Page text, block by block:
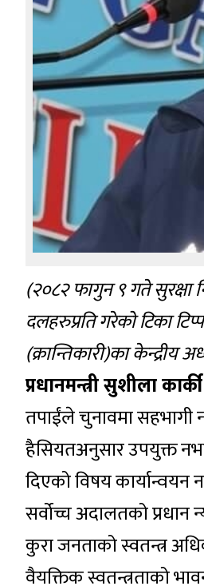
(२०८२ फागुन ९ गते सुरक्षा
दलहरुप्रति गरेको टिका
(क्रान्तिकारी)का केन्द्रीय
प्रधानमन्त्री सुशीला
तपाईंले चुनावमा सहभागी
हैसियतअनुसार उपयुक्त
दिएको विषय कार्यान्वयन
सर्वोच्च अदालतको प्रधान
कुरा जनताको स्वतन्त्र
वैयक्तिक स्वतन्त्रताको